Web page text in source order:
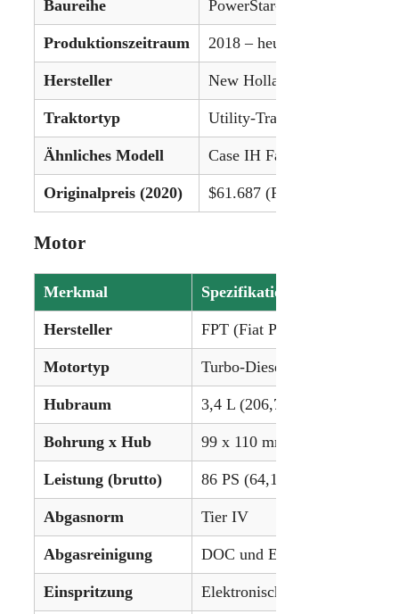
Baureihe PowerStar-Serie
Produktionszeitraum 2018 – heute
Hersteller New Holland (CNH)
Traktortyp Utility-Traktor
Ähnliches Modell Case IH Farmall 90C
Originalpreis (2020) $61.687 (ROPS) / $72.809
Motor
Merkmal Spezifikation
Hersteller FPT (Fiat Powertrain)
Motortyp Turbo-Diesel, 4-Zylinder,
Hubraum 3,4 L (206,7 ci)
Bohrung x Hub 99 x 110 mm
Leistung (brutto) 86 PS (64,1 kW)
Abgasnorm Tier IV
Abgasreinigung DOC und EGR
Einspritzung Elektronische Hochdruck-